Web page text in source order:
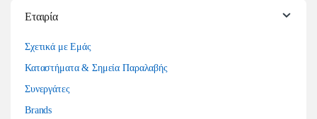
Εταιρία
Σχετικά με Εμάς
Καταστήματα & Σημεία Παραλαβής
Συνεργάτες
Brands